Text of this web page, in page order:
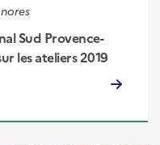
Sud Provence-
les ateliers 2019